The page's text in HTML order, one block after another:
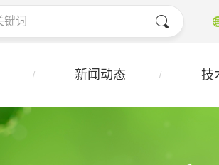
新闻动态 技